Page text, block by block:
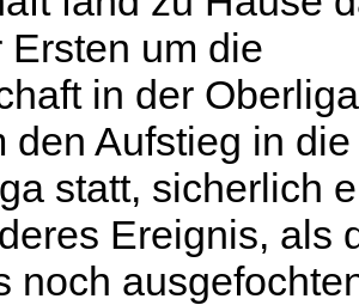
Ersten um die
in der
den Aufstieg in
statt, sicherlich
Ereignis, als
noch